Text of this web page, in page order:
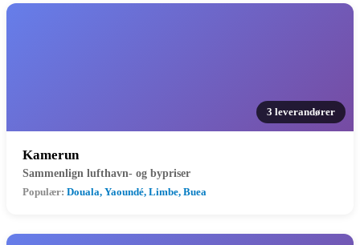
3 leverandører
Kamerun
Sammenlign lufthavn- og bypriser
Populær: Douala, Yaoundé, Limbe, Buea